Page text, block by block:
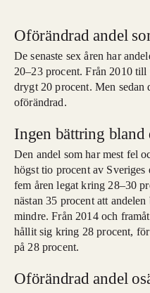
Oförändrad andel
De senaste sex åren har
20–23 procent. Från 2010
drygt 20 procent. Men sedan
oförändrad.
Ingen bättring bland
Den andel som har mest fel
högst tio procent av Sveriges
fem åren legat kring 28–30
nästan 35 procent att
mindre. Från 2014 och
hållit sig kring 28 procent, för
på 28 procent.
Oförändrad andel